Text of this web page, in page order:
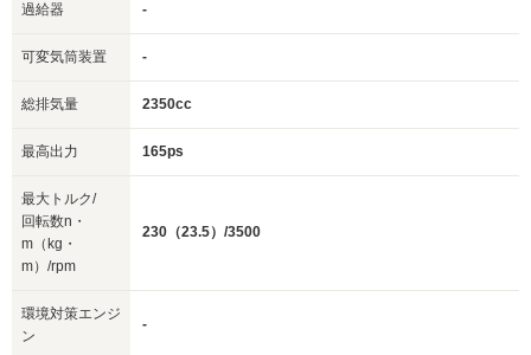
過給器 -
可変気筒装置 -
総排気量 2350cc
最高出力 165ps
最大トルク/
回転数n・
m（kg・
m）/rpm
230（23.5）/3500
環境対策エンジ
ン
-